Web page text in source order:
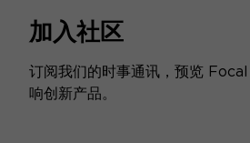
加入社区
订阅我们的时事通讯，预览
响创新产品。